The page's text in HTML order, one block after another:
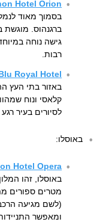
Hotel Orion
בסמוך מאוד
ברגנהוס. מוגשת
גישה נוחה
רבות.
Royal Hotel
באזור בתי העץ
קלאסי ונוח
לסיורים בעיר
באוסלו:
Hotel Opera
באוסלו, זהו
מטרים ספורים
(לשם מגיעה
ומאפשר